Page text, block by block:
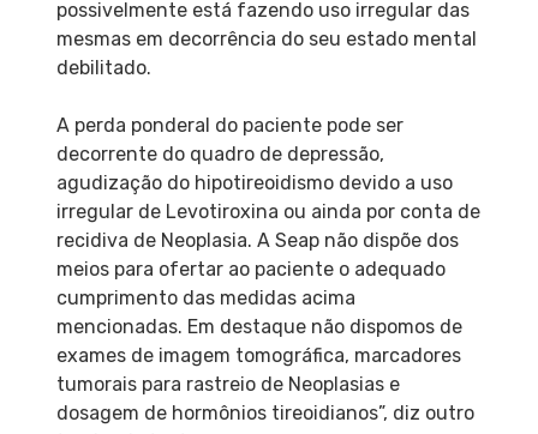
possivelmente está fazendo uso irregular das
mesmas em decorrência do seu estado mental
debilitado.
A perda ponderal do paciente pode ser
decorrente do quadro de depressão,
agudização do hipotireoidismo devido a uso
irregular de Levotiroxina ou ainda por conta de
recidiva de Neoplasia. A Seap não dispõe dos
meios para ofertar ao paciente o adequado
cumprimento das medidas acima
mencionadas. Em destaque não dispomos de
exames de imagem tomográfica, marcadores
tumorais para rastreio de Neoplasias e
dosagem de hormônios tireoidianos”, diz outro